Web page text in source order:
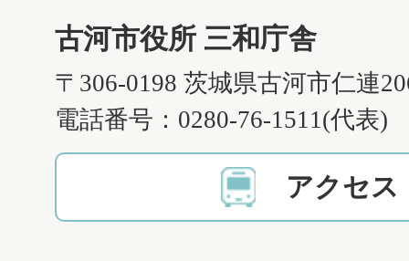
古河市役所 三和庁舎
〒306-0198 茨城県古河市仁連
電話番号：0280-76-1511(代表)
アクセス